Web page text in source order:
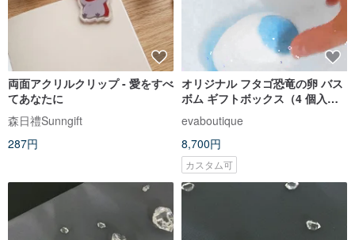
両面アクリルクリップ - 愛をすべ
てあなたに
森日禮Sunngift
287円
オリジナル フタゴ恐竜の卵 バス
ボム ギフトボックス（4 個入
り）
evaboutique
8,700円
カスタム可